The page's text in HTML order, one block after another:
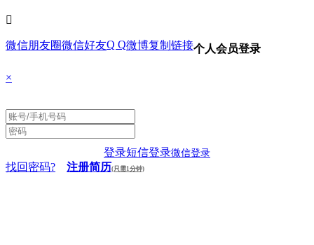

微信朋友圈微信好友Q Q微博复制链接个人会员登录
×
登录短信登录微信登录
找回密码? 注册简历(只需1分钟)